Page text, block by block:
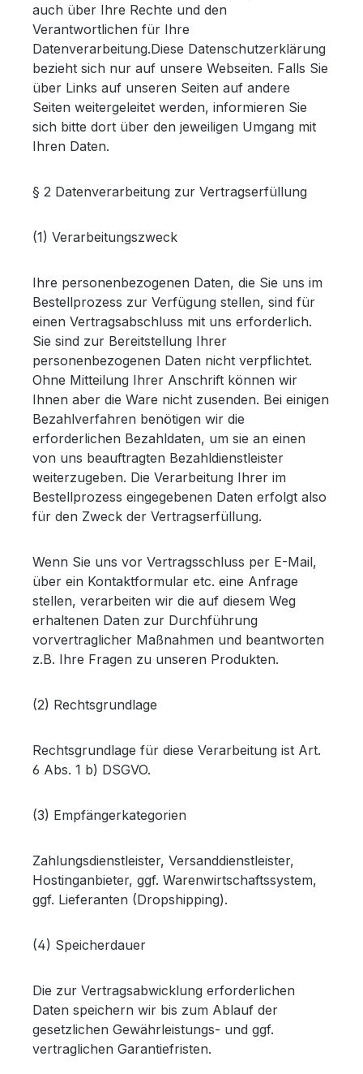
auch über Ihre Rechte und den
Verantwortlichen für Ihre
Datenverarbeitung.Diese Datenschutzerklärung
bezieht sich nur auf unsere Webseiten. Falls Sie
über Links auf unseren Seiten auf andere
Seiten weitergeleitet werden, informieren Sie
sich bitte dort über den jeweiligen Umgang mit
Ihren Daten.
§ 2 Datenverarbeitung zur Vertragserfüllung
(1) Verarbeitungszweck
Ihre personenbezogenen Daten, die Sie uns im
Bestellprozess zur Verfügung stellen, sind für
einen Vertragsabschluss mit uns erforderlich.
Sie sind zur Bereitstellung Ihrer
personenbezogenen Daten nicht verpflichtet.
Ohne Mitteilung Ihrer Anschrift können wir
Ihnen aber die Ware nicht zusenden. Bei einigen
Bezahlverfahren benötigen wir die
erforderlichen Bezahldaten, um sie an einen
von uns beauftragten Bezahldienstleister
weiterzugeben. Die Verarbeitung Ihrer im
Bestellprozess eingegebenen Daten erfolgt also
für den Zweck der Vertragserfüllung.
Wenn Sie uns vor Vertragsschluss per E-Mail,
über ein Kontaktformular etc. eine Anfrage
stellen, verarbeiten wir die auf diesem Weg
erhaltenen Daten zur Durchführung
vorvertraglicher Maßnahmen und beantworten
z.B. Ihre Fragen zu unseren Produkten.
(2) Rechtsgrundlage
Rechtsgrundlage für diese Verarbeitung ist Art.
6 Abs. 1 b) DSGVO.
(3) Empfängerkategorien
Zahlungsdienstleister, Versanddienstleister,
Hostinganbieter, ggf. Warenwirtschaftssystem,
ggf. Lieferanten (Dropshipping).
(4) Speicherdauer
Die zur Vertragsabwicklung erforderlichen
Daten speichern wir bis zum Ablauf der
gesetzlichen Gewährleistungs- und ggf.
vertraglichen Garantiefristen.